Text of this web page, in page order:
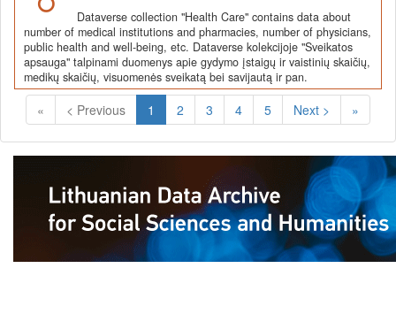
Dataverse collection "Health Care" contains data about
number of medical institutions and pharmacies, number of physicians,
public health and well-being, etc. Dataverse kolekcijoje "Sveikatos
apsauga" talpinami duomenys apie gydymo įstaigų ir vaistinių skaičių,
medikų skaičių, visuomenės sveikatą bei savijautą ir pan.
« < Previous 1 (Current)
2 3 4 5 Next > »